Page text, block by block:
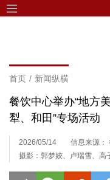
首页 / 新闻纵横
餐饮中心举办“地方
犁、和田”专场活动
2026/05/14
信息来源：
摄影：郭梦姣、卢瑞雪、高